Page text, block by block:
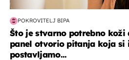
POKROVITELJ BIPA
Što je stvarno potrebno koži
panel otvorio pitanja koja si
postavljamo...